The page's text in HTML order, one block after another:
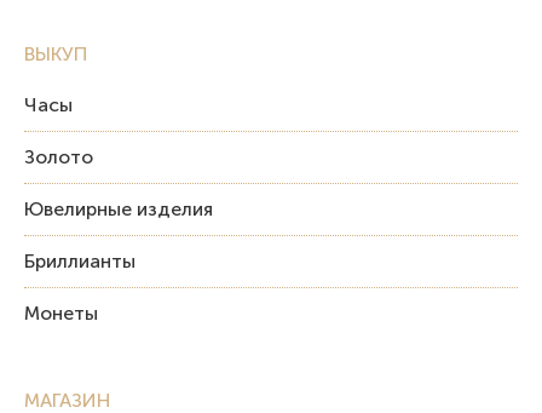
ВЫКУП
Часы
Золото
Ювелирные изделия
Бриллианты
Монеты
МАГАЗИН